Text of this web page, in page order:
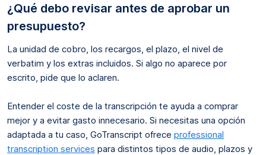
¿Qué debo revisar antes de aprobar un
presupuesto?
La unidad de cobro, los recargos, el plazo, el nivel de
verbatim y los extras incluidos. Si algo no aparece por
escrito, pide que lo aclaren.
Entender el coste de la transcripción te ayuda a comprar
mejor y a evitar gasto innecesario. Si necesitas una opción
adaptada a tu caso, GoTranscript ofrece professional
transcription services para distintos tipos de audio, plazos y